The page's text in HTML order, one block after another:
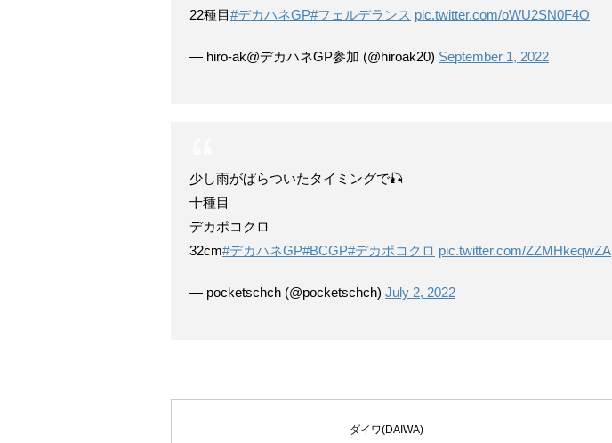
22種目#デカハネGP#フェルデランス pic.twitter.com/oWU2SN0F4O
— hiro-ak@デカハネGP参加 (@hiroak20) September 1, 2022
少し雨がぱらついたタイミングで🎣
十種目
デカポコクロ
32cm#デカハネGP#BCGP#デカポコクロ pic.twitter.com/ZZMHkeqwZA
— pocketschch (@pocketschch) July 2, 2022
ダイワ(DAIWA)